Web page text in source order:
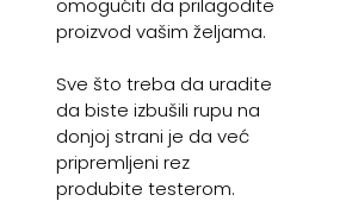
omogućiti da prilagodite
proizvod vašim željama.
Sve što treba da uradite
da biste izbušili rupu na
donjoj strani je da već
pripremljeni rez
produbite testerom.